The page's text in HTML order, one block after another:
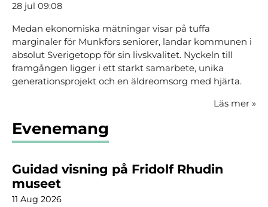
28 jul 09:08
Medan ekonomiska mätningar visar på tuffa
marginaler för Munkfors seniorer, landar kommunen i
absolut Sverigetopp för sin livskvalitet. Nyckeln till
framgången ligger i ett starkt samarbete, unika
generationsprojekt och en äldreomsorg med hjärta.
Läs mer »
Evenemang
Guidad visning på Fridolf Rhudin
museet
11 Aug 2026